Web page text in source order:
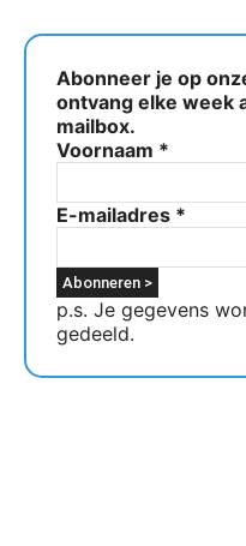
Abonneer je op
ontvang elke week
mailbox.
Voornaam *
E-mailadres *
p.s. Je gegevens
gedeeld.